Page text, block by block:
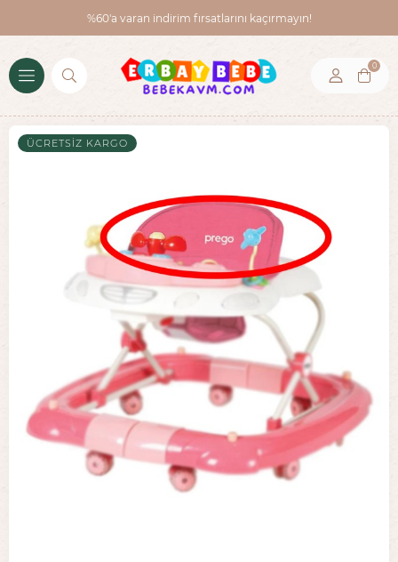
%60'a varan indirim fırsatlarını kaçırmayın!
0
ÜCRETSIZ KARGO